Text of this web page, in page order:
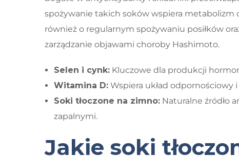
spożywanie takich soków wspiera metabolizm
również o regularnym spożywaniu posiłków
zarządzanie objawami choroby Hashimoto.
Selen i cynk: Kluczowe dla produkcji
Witamina D: Wspiera układ odpornościowy
Soki tłoczone na zimno: Naturalne źródło
zapalnymi.
Jakie soki